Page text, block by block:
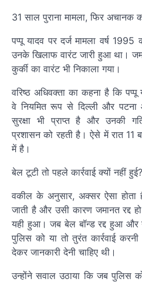
31 साल पुराना मामला, फिर अचानक
पप्पू यादव पर दर्ज मामला वर्ष
उनके खिलाफ वारंट जारी हुआ था।
कुर्की का वारंट भी निकाला गया।
वरिष्ठ अधिवक्ता का कहना है कि पप्पू
वे नियमित रूप से दिल्ली और
सुरक्षा भी प्राप्त है और उनकी
प्रशासन को रहती है। ऐसे में रात 11
में है।
बेल टूटी तो पहले कार्रवाई क्यों नहीं हुई?
वकील के अनुसार, अक्सर ऐसा होता
जाती है और उसी कारण जमानत रद्द
यही हुआ। जब बेल बॉन्ड रद्द हुआ और
पुलिस को या तो तुरंत कार्रवाई
देकर जानकारी देनी चाहिए थी।
उन्होंने सवाल उठाया कि जब पुलिस